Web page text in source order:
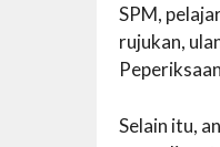
SPM,
rujukan,
Selain itu,